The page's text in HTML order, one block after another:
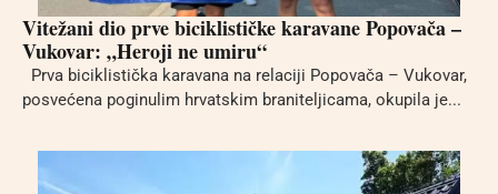
Vitežani dio prve biciklističke karavane Popovača –
Vukovar: „Heroji ne umiru“
Prva biciklistička karavana na relaciji Popovača – Vukovar,
posvećena poginulim hrvatskim braniteljicama, okupila je...